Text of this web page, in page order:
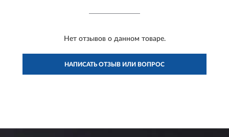
Нет отзывов о данном товаре.
НАПИСАТЬ ОТЗЫВ ИЛИ ВОПРОС